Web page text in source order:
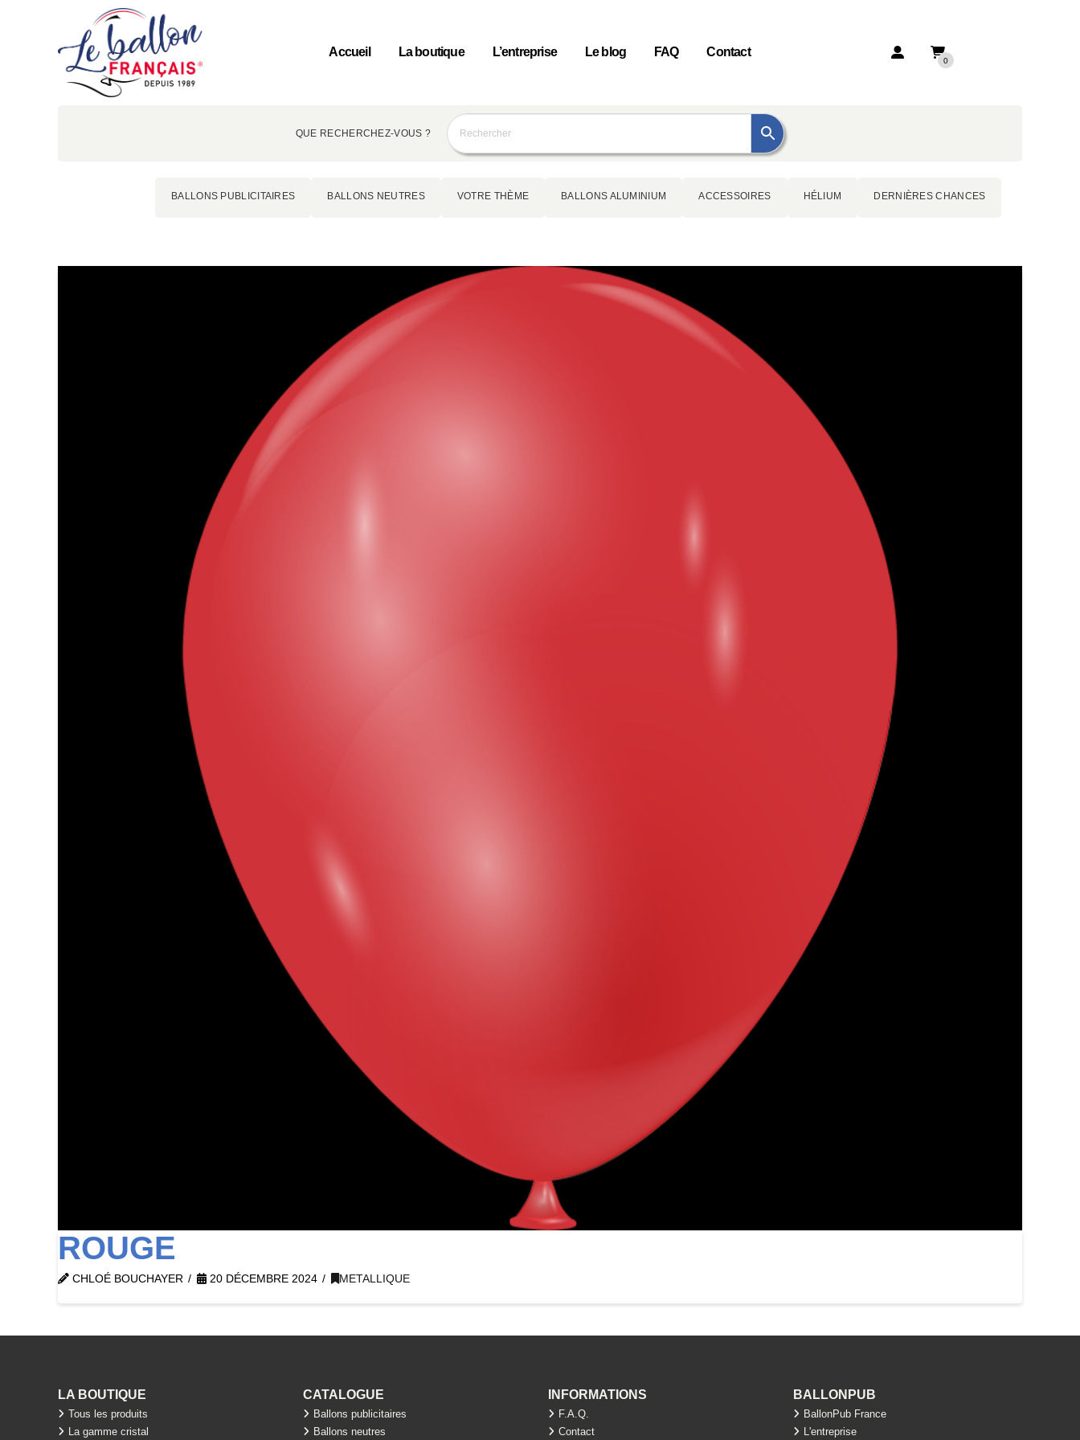
Accueil La boutique L’entreprise Le blog FAQ Contact
0
QUE RECHERCHEZ-VOUS ?
BALLONS PUBLICITAIRES BALLONS NEUTRES VOTRE THÈME BALLONS ALUMINIUM ACCESSOIRES HÉLIUM DERNIÈRES CHANCES
ROUGE
CHLOÉ BOUCHAYER 20 DÉCEMBRE 2024 METALLIQUE
LA BOUTIQUE
Tous les produits
La gamme cristal
CATALOGUE
Ballons publicitaires
Ballons neutres
INFORMATIONS
F.A.Q.
Contact
BALLONPUB
BallonPub France
L'entreprise